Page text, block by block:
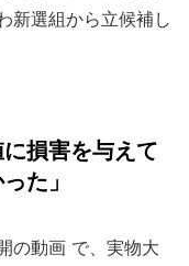
新選組から立候補し
に損害を与えて
た」
の動画 で、実物大